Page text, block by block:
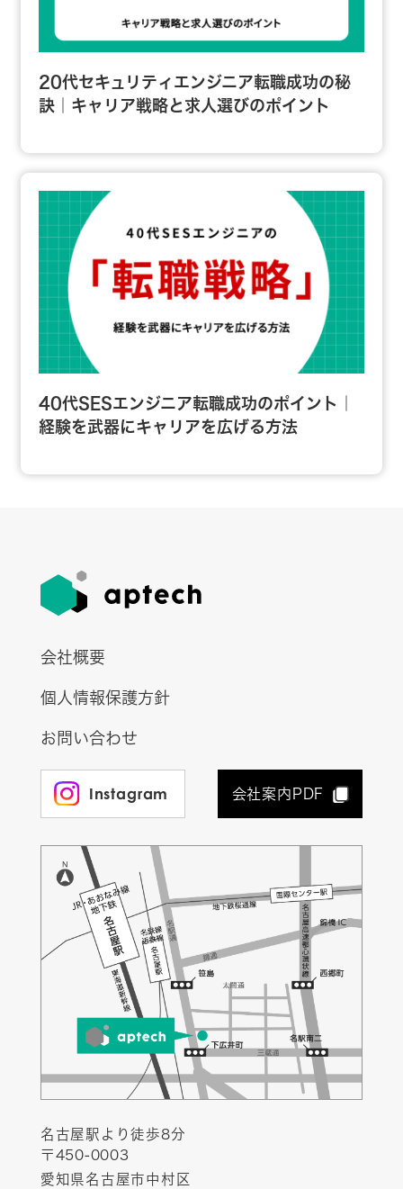
20代セキュリティエンジニア転職成功の秘
訣｜キャリア戦略と求人選びのポイント
40代SESエンジニア転職成功のポイント｜
経験を武器にキャリアを広げる方法
会社概要
個人情報保護方針
お問い合わせ
Instagram 会社案内PDF
名古屋駅より徒歩8分
〒450-0003
愛知県名古屋市中村区